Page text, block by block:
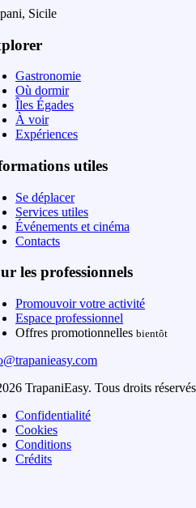
Sicile
Gastronomie
Où dormir
Îles Égades
À voir
Expériences
utiles
Se déplacer
Services utiles
Événements et cinéma
Contacts
les professionnels
Promouvoir votre activité
Espace professionnel
Offres promotionnelles bientôt
TrapaniEasy. Tous droits
Confidentialité
Cookies
Conditions
Crédits